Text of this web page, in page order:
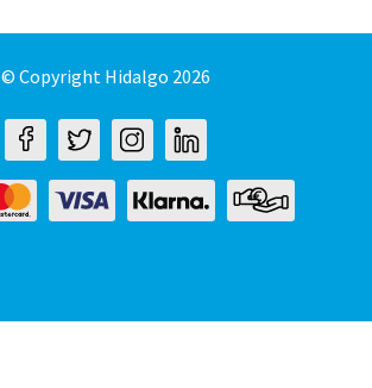
© Copyright Hidalgo 2026